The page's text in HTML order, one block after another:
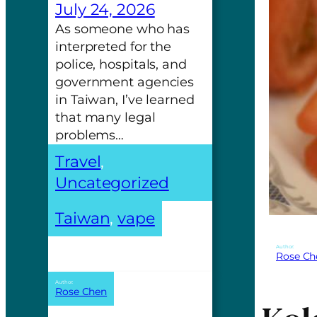
July 24, 2026
As someone who has
interpreted for the
police, hospitals, and
government agencies
in Taiwan, I’ve learned
that many legal
problems…
Travel
Uncategorized
Taiwan, vape
Author:
Rose Chen
Author:
Rose